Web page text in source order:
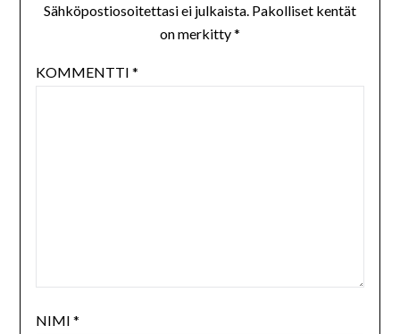
Sähköpostiosoitettasi ei julkaista. Pakolliset kentät
on merkitty*
KOMMENTTI *
NIMI *